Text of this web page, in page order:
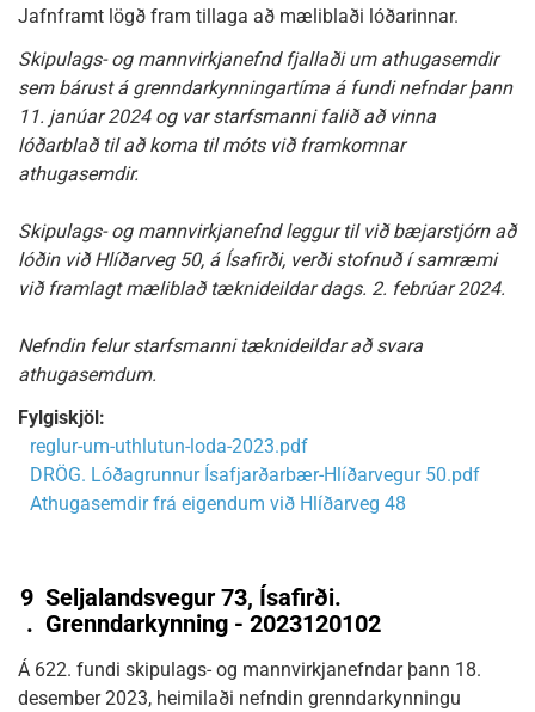
Jafnframt lögð fram tillaga að mæliblaði lóðarinnar.
Skipulags- og mannvirkjanefnd fjallaði um athugasemdir
sem bárust á grenndarkynningartíma á fundi nefndar þann
11. janúar 2024 og var starfsmanni falið að vinna
lóðarblað til að koma til móts við framkomnar
athugasemdir.
Skipulags- og mannvirkjanefnd leggur til við bæjarstjórn að
lóðin við Hlíðarveg 50, á Ísafirði, verði stofnuð í samræmi
við framlagt mæliblað tæknideildar dags. 2. febrúar 2024.
Nefndin felur starfsmanni tæknideildar að svara
athugasemdum.
Fylgiskjöl:
reglur-um-uthlutun-loda-2023.pdf
DRÖG. Lóðagrunnur Ísafjarðarbær-Hlíðarvegur 50.pdf
Athugasemdir frá eigendum við Hlíðarveg 48
9
.
Seljalandsvegur 73, Ísafirði.
Grenndarkynning - 2023120102
Á 622. fundi skipulags- og mannvirkjanefndar þann 18.
desember 2023, heimilaði nefndin grenndarkynningu